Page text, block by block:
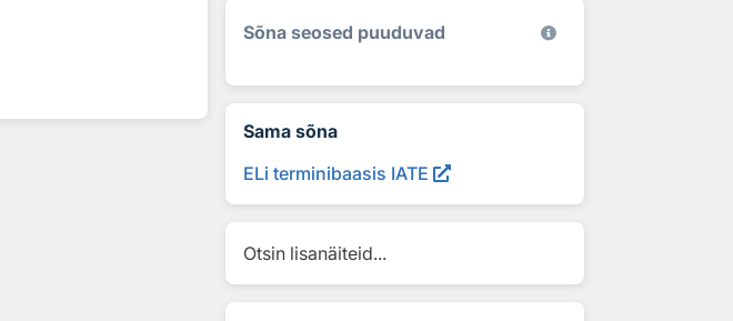
Sõna seosed puuduvad
Sama sõna
ELi terminibaasis IATE
Otsin lisanäiteid...